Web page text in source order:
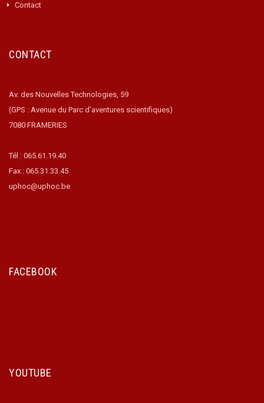
Contact
CONTACT
Av. des Nouvelles Technologies, 59
(GPS : Avenue du Parc d’aventures scientifiques)
7080 FRAMERIES
Tél : 065.61.19.40
Fax : 065.31.33.45
uphoc@uphoc.be
FACEBOOK
YOUTUBE